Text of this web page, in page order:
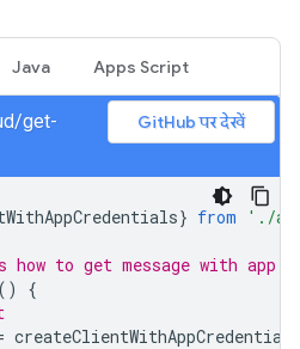
Java Apps Script
get-
GitHub पर देखें
} from './
how to get message with app
()
{
createClientWithAppCredentials